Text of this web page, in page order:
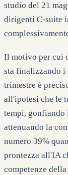
studio del 21
dirigenti C-suite
Il motivo per cui
sta finalizzando i
trimestre è
all'ipotesi che le
tempi, gonfiando
attenuando la
numero 39%
prontezza all'IA
competenze